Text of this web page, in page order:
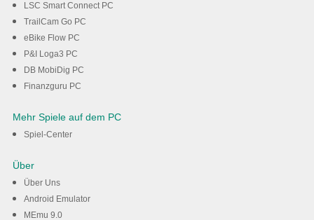
LSC Smart Connect PC
TrailCam Go PC
eBike Flow PC
P&I Loga3 PC
DB MobiDig PC
Finanzguru PC
Mehr Spiele auf dem PC
Spiel-Center
Über
Über Uns
Android Emulator
MEmu 9.0